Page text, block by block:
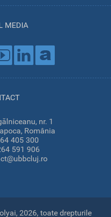
MEDIA
nr. 1
România
405 300
591 906
2026, toate drepturile